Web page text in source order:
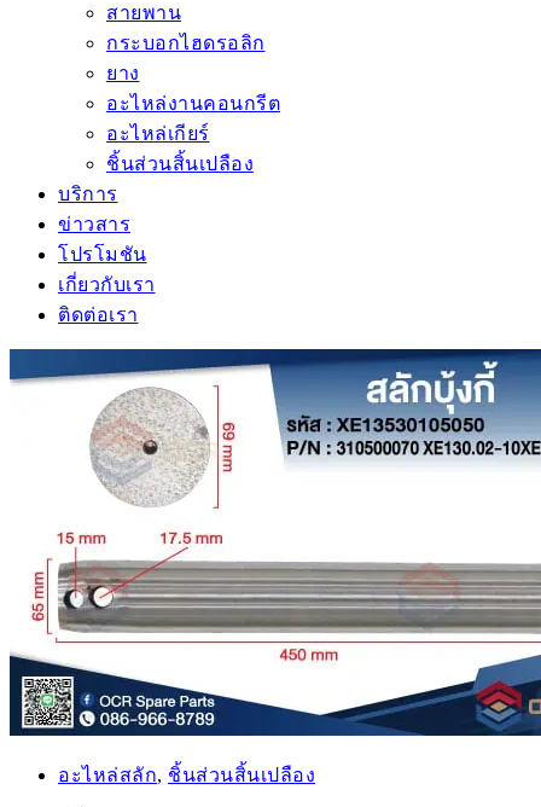
สายพาน
กระบอกไฮดรอลิก
ยาง
อะไหล่งานคอนกรีต
อะไหล่เกียร์
ชิ้นส่วนสิ้นเปลือง
บริการ
ข่าวสาร
โปรโมชัน
เกี่ยวกับเรา
ติดต่อเรา
อะไหล่สลัก, ชิ้นส่วนสิ้นเปลือง